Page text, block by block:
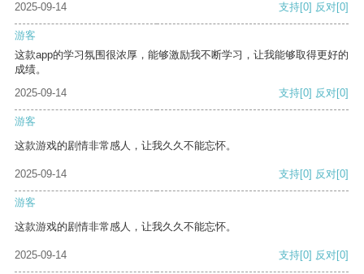
2025-09-14
支持[0] 反对[0]
游客
这款app的学习氛围很浓厚，能够激励我不断学习，让我能够取得更好的
成绩。
2025-09-14
支持[0] 反对[0]
游客
这款游戏的剧情非常感人，让我久久不能忘怀。
2025-09-14 支持[0] 反对[0]
游客
这款游戏的剧情非常感人，让我久久不能忘怀。
2025-09-14 支持[0] 反对[0]